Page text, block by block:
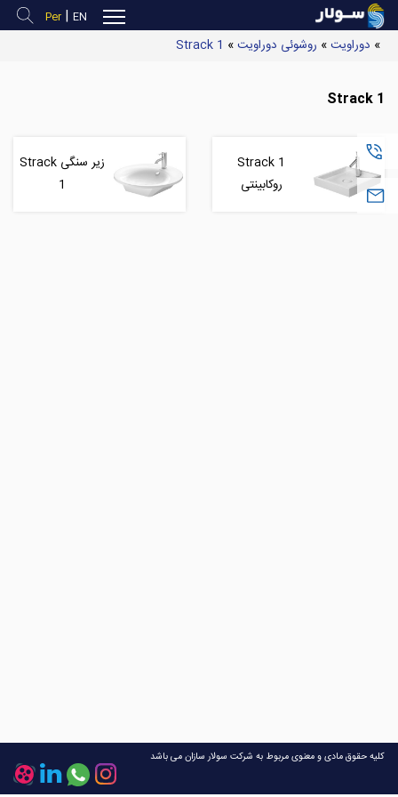
Per | EN
» دوراویت» روشوئی دوراویت»
Strack 1
Strack 1
Strack 1
روکابینتی
زیر سنگی Strack
1
کلیه حقوق مادی و معنوی مربوط به شرکت سولار سازان می باشد